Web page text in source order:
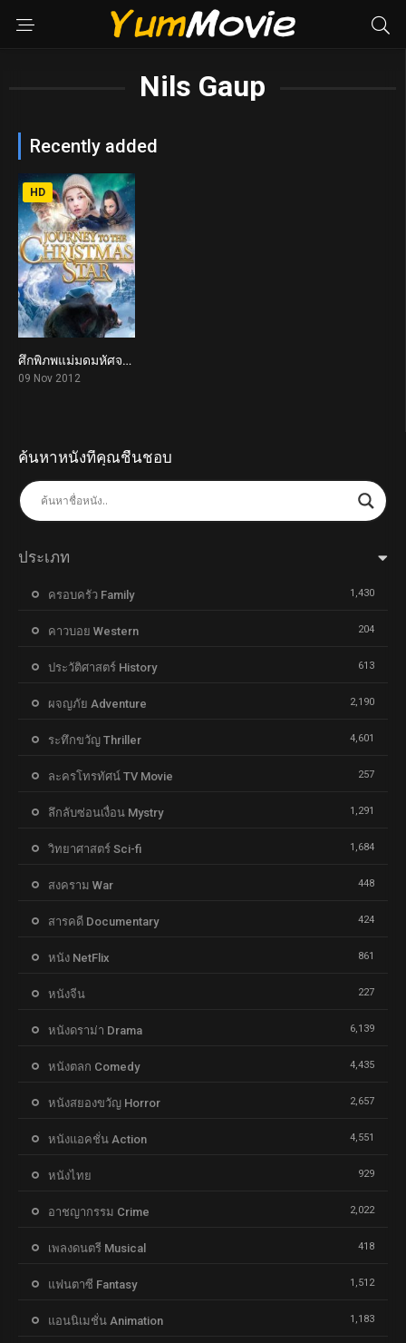
Nils Gaup
Recently added
5.8
HD
ศึกพิภพแม่มดมหัศจรรย์ Journey to the Christmas Star (2012)
09 Nov 2012
ค้นหาหนังที่คุณชื่นชอบ
ประเภท
ครอบครัว Family 1,430
คาวบอย Western 204
ประวัติศาสตร์ History 613
ผจญภัย Adventure 2,190
ระทึกขวัญ Thriller 4,601
ละครโทรทัศน์ TV Movie 257
ลึกลับซ่อนเงื่อน Mystry 1,291
วิทยาศาสตร์ Sci-fi 1,684
สงคราม War 448
สารคดี Documentary 424
หนัง NetFlix 861
หนังจีน 227
หนังดราม่า Drama 6,139
หนังตลก Comedy 4,435
หนังสยองขวัญ Horror 2,657
หนังแอคชั่น Action 4,551
หนังไทย 929
อาชญากรรม Crime 2,022
เพลงดนตรี Musical 418
แฟนตาซี Fantasy 1,512
แอนนิเมชั่น Animation 1,183